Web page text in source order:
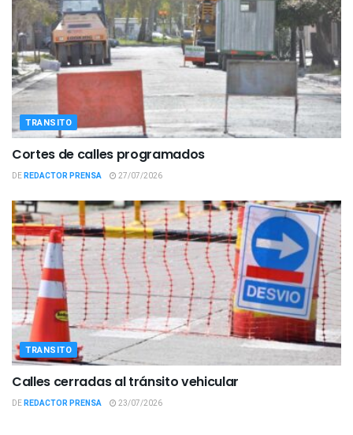
TRANSITO
Cortes de calles programados
DEREDACTOR PRENSA 27/07/2026
TRANSITO
Calles cerradas al tránsito vehicular
DEREDACTOR PRENSA 23/07/2026